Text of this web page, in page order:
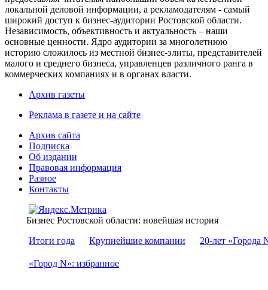
локальной деловой информации, а рекламодателям - самый
широкий доступ к бизнес-аудитории Ростовской области.
Независимость, объективность и актуальность – наши
основные ценности. Ядро аудитории за многолетнюю
историю сложилось из местной бизнес-элиты, представителей
малого и среднего бизнеса, управленцев различного ранга в
коммерческих компаниях и в органах власти.
Архив газеты
Реклама в газете и на сайте
Архив сайта
Подписка
Об издании
Правовая информация
Разное
Контакты
Бизнес Ростовской области: новейшая история
Итоги года
Крупнейшие компании 20-лет «Города
«Город N»: избранное